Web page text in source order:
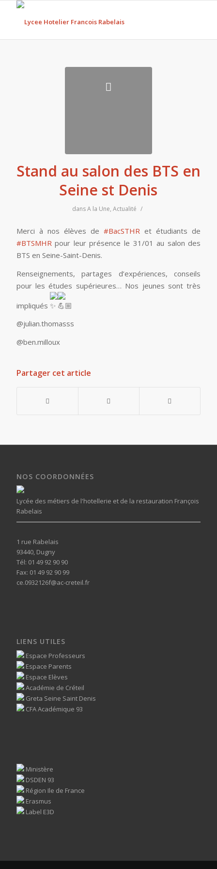
Stand au salon des BTS en
Seine st Denis
dansA la Une, Actualité /
Merci à nos élèves de#BacSTHR et étudiants de
#BTSMHR pour leur présence le 31/01 au salon des
BTS en Seine-Saint-Denis.
Renseignements, partages d’expériences, conseils
pour les études supérieures… Nos jeunes sont très
impliqués
@julian.thomasss
@ben.milloux
Partager cet article
NOS COORDONNÉES
Lycée des métiers de l'hotellerie et de la restauration François
Rabelais
1 rue Rabelais
93440, Dugny
Tél: 01 49 92 90 90
Fax: 01 49 92 90 99
ce.0932126f@ac-creteil.fr
LIENS UTILES
Espace Professeurs
Espace Parents
Espace Elèves
Académie de Créteil
Greta Seine Saint Denis
CFA Académique 93
Ministère
DSDEN 93
Région Ile de France
Erasmus
Label E3D